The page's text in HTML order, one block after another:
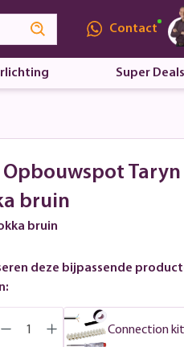
Contact
Super Deals
Opbouwspot
bruin
bruin
deze bijpassende
Connection kit